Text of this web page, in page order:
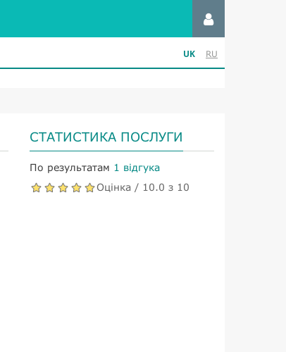
UK RU
СТАТИСТИКА ПОСЛУГИ
По результатам 1 відгука
Оцінка / 10.0 з 10